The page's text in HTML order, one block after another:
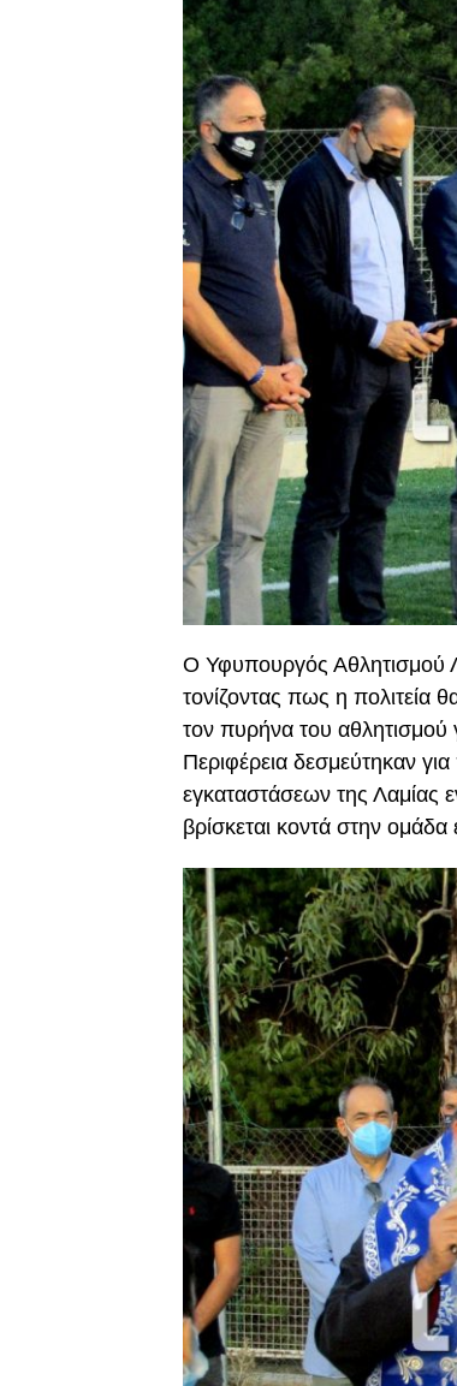
Ο Υφυπουργός Αθλητισμού
τονίζοντας πως η πολιτεία
τον πυρήνα του αθλητισμού
Περιφέρεια δεσμεύτηκαν
εγκαταστάσεων της
βρίσκεται κοντά στην